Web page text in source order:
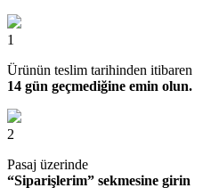
1
Ürünün teslim tarihinden itibaren
14 gün geçmediğine emin olun.
2
Pasaj üzerinde
“Siparişlerim” sekmesine girin